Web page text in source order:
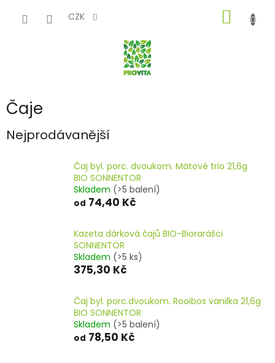
CZK
KOŠÍK
Čaje
Nejprodávanější
Čaj byl. porc. dvoukom. Mátové trio 21,6g
BIO SONNENTOR
Skladem (>5 balení)
od 74,40 Kč
Kazeta dárková čajů BIO-Biorarášci
SONNENTOR
Skladem (>5 ks)
375,30 Kč
Čaj byl. porc.dvoukom. Rooibos vanilka 21,6g
BIO SONNENTOR
Skladem (>5 balení)
od 78,50 Kč